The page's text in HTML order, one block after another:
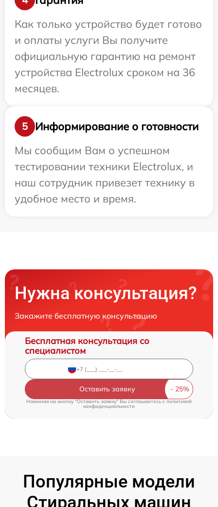
Как только устройство будет готово
и оплаты услуги Вы получите
официальную гарантию на ремонт
устройства Electrolux сроком на 36
месяцев.
5
Информирование о готовности
Мы сообщим Вам о успешном
тестировании техники Electrolux, и
наш сотрудник привезет технику в
удобное место и время.
Нужна консультация?
Закажите бесплатную консультацию
Бесплатная консультация со
специалистом
Оставить заявку
Нажимая на кнопку "Оставить заявку" Вы соглашаетесь c политикой
конфиденциальности
Популярные модели
Стиральных машин